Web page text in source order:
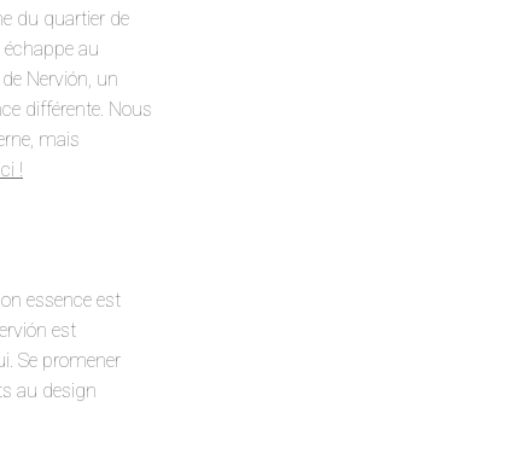
du quartier de
au
Nervión, un
différente. Nous
mais
!
essence est
est
Se promener
au design